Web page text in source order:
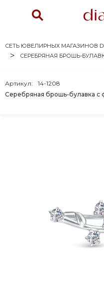
СЕТЬ ЮВЕЛИРНЫХ МАГАЗИНОВ
СЕРЕБРЯНАЯ БРОШЬ-
Серебряная брошь-булавка с
Артикул: 14-1208